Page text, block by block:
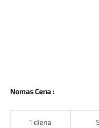
Nomas Cena :
1 diena